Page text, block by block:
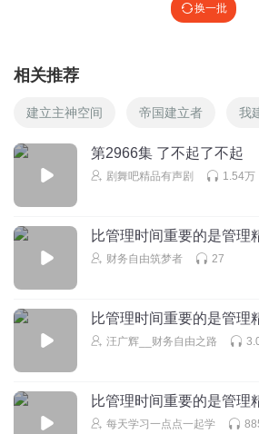
换一批
相关推荐
建立主神空间 帝国建立者 我
第2966集 了不起了不起
剧舞吧精品有声剧 1.54万
比管理时间重要的是管理
财务自由筑梦者 27
比管理时间重要的是管理
汪广辉__财务自由之路
比管理时间重要的是管理
每天学习一点点一起学